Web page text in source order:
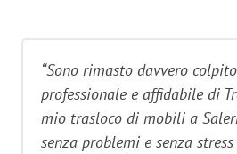
“Sono rimasto davvero
professionale e affidabile di
mio trasloco di mobili a
senza problemi e senza